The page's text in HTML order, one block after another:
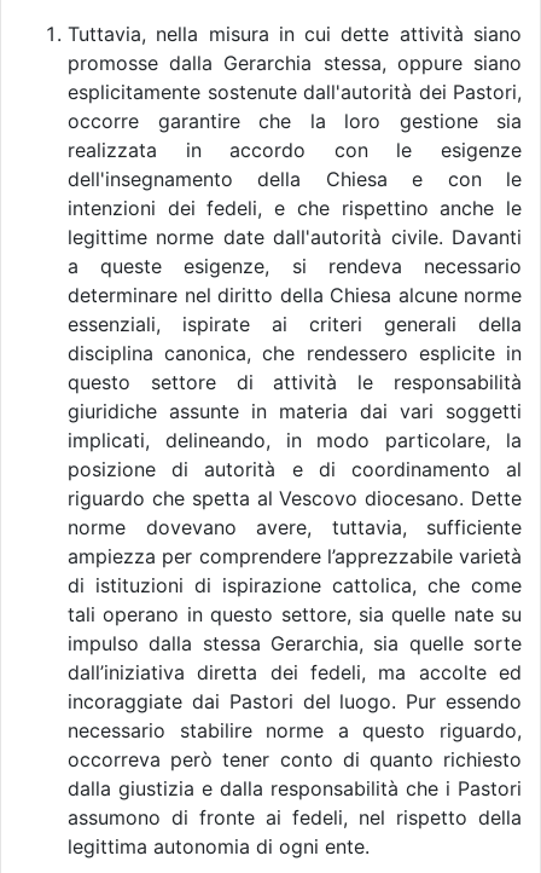
Tuttavia, nella misura in cui dette attività siano
promosse dalla Gerarchia stessa, oppure siano
esplicitamente sostenute dall'autorità dei Pastori,
occorre garantire che la loro gestione sia
realizzata in accordo con le esigenze
dell'insegnamento della Chiesa e con le
intenzioni dei fedeli, e che rispettino anche le
legittime norme date dall'autorità civile. Davanti
a queste esigenze, si rendeva necessario
determinare nel diritto della Chiesa alcune norme
essenziali, ispirate ai criteri generali della
disciplina canonica, che rendessero esplicite in
questo settore di attività le responsabilità
giuridiche assunte in materia dai vari soggetti
implicati, delineando, in modo particolare, la
posizione di autorità e di coordinamento al
riguardo che spetta al Vescovo diocesano. Dette
norme dovevano avere, tuttavia, sufficiente
ampiezza per comprendere l’apprezzabile varietà
di istituzioni di ispirazione cattolica, che come
tali operano in questo settore, sia quelle nate su
impulso dalla stessa Gerarchia, sia quelle sorte
dall’iniziativa diretta dei fedeli, ma accolte ed
incoraggiate dai Pastori del luogo. Pur essendo
necessario stabilire norme a questo riguardo,
occorreva però tener conto di quanto richiesto
dalla giustizia e dalla responsabilità che i Pastori
assumono di fronte ai fedeli, nel rispetto della
legittima autonomia di ogni ente.